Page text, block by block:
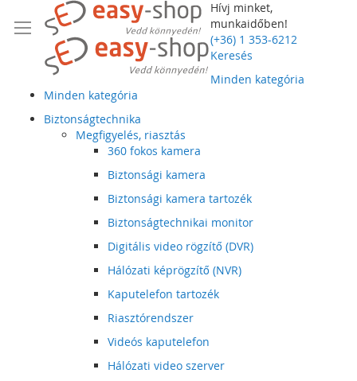
Hívj minket,
munkaidőben!
(+36) 1 353-6212
Keresés
Minden kategória
Minden kategória
Biztonságtechnika
Megfigyelés, riasztás
360 fokos kamera
Biztonsági kamera
Biztonsági kamera tartozék
Biztonságtechnikai monitor
Digitális video rögzítő (DVR)
Hálózati képrögzítő (NVR)
Kaputelefon tartozék
Riasztórendszer
Videós kaputelefon
Hálózati video szerver